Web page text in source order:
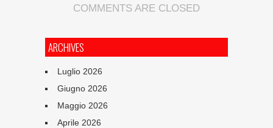
COMMENTS ARE CLOSED
ARCHIVES
Luglio 2026
Giugno 2026
Maggio 2026
Aprile 2026